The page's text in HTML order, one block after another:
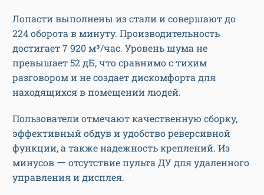
Лопасти выполнены из стали и совершают до
224 оборота в минуту. Производительность
достигает 7 920 м³/час. Уровень шума не
превышает 52 дБ, что сравнимо с тихим
разговором и не создает дискомфорта для
находящихся в помещении людей.
Пользователи отмечают качественную сборку,
эффективный обдув и удобство реверсивной
функции, а также надежность креплений. Из
минусов ー отсутствие пульта ДУ для удаленного
управления и дисплея.